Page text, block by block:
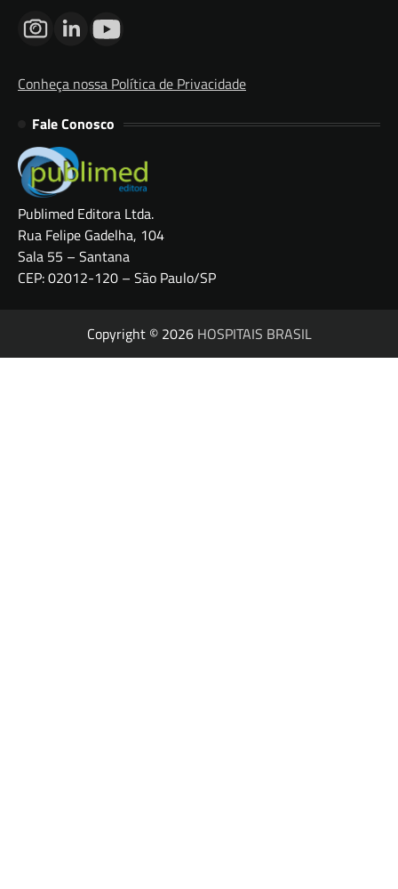
Conheça nossa Política de Privacidade
Fale Conosco
Publimed Editora Ltda.
Rua Felipe Gadelha, 104
Sala 55 – Santana
CEP: 02012-120 – São Paulo/SP
Copyright © 2026 HOSPITAIS BRASIL